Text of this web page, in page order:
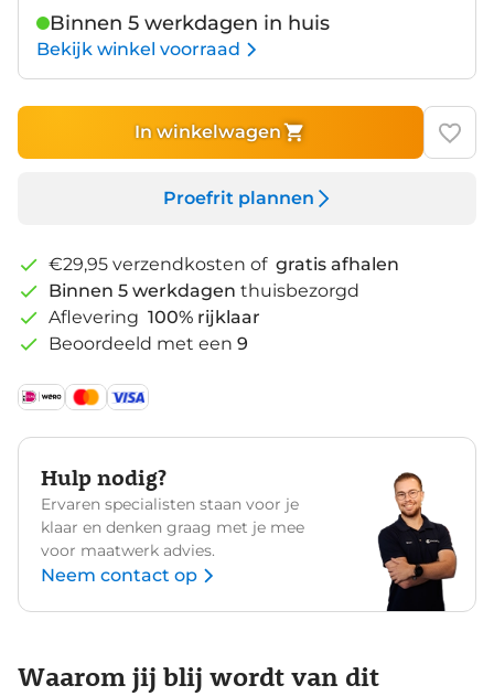
Binnen 5 werkdagen in huis
Bekijk winkel voorraad
In winkelwagen
Proefrit plannen
€29,95 verzendkosten of gratis afhalen
Binnen 5 werkdagen thuisbezorgd
Aflevering 100% rijklaar
Beoordeeld met een 9
Hulp nodig?
Ervaren specialisten staan voor je
klaar en denken graag met je mee
voor maatwerk advies.
Neem contact op
Waarom jij blij wordt van dit